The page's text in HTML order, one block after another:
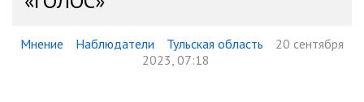
Мнение Наблюдатели Тульская область
20 сентября
2023, 07:18